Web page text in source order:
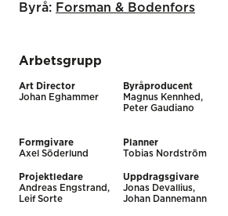
Byrå: Forsman & Bodenfors
Arbetsgrupp
Art Director
Johan Eghammer
Byråproducent
Magnus Kennhed,
Peter Gaudiano
Formgivare
Axel Söderlund
Planner
Tobias Nordström
Projektledare
Andreas Engstrand,
Leif Sorte
Uppdragsgivare
Jonas Devallius,
Johan Dannemann